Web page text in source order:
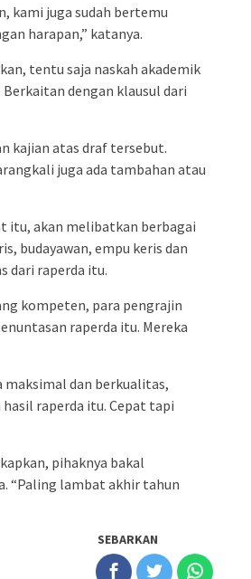
kami juga sudah bertemu
harapan,” katanya.
tentu saja naskah akademik
dengan klausul dari
kajian atas draf tersebut.
juga ada tambahan atau
itu, akan melibatkan berbagai
budayawan, empu keris dan
dari raperda itu.
kompeten, para pengrajin
raperda itu. Mereka
maksimal dan berkualitas,
raperda itu. Cepat tapi
pihaknya bakal
“Paling lambat akhir tahun
SEBARKAN